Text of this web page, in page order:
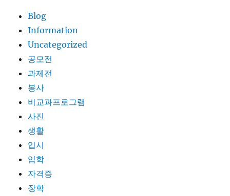
Blog
Information
Uncategorized
공모전
과제전
봉사
비교과프로그램
사진
생활
입시
입학
자격증
장학